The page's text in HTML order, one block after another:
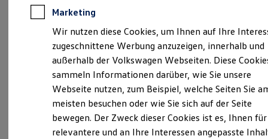
Elektroautos
ID. Tutorials
Elektrofahrzeugkonzepte
Reichweite
Reichweite der ID. Modelle
Reichweite im Winter
Laden
Laden unterwegs
Laden Zuhause
Ladestationen finden
Ladezeitensimulator
info.riedenburg@bierschneider.de
+49 9442 92180
Montag Freitag 07:30 18:00
Samstag
07:45-12:00 Uhr
Sonntag
Geschlossen
Marketing
Wir nutzen diese Cookies, um Ihnen auf Ihre
zugeschnittene Werbung anzuzeigen, innerhalb und
außerhalb der Volkswagen Webseiten. Diese
sammeln Informationen darüber, wie Sie unsere
Webseite nutzen, zum Beispiel, welche Seiten Sie
meisten besuchen oder wie Sie sich auf der Seite
bewegen. Der Zweck dieser Cookies ist es, Ihnen für
relevantere und an Ihre Interessen angepasste